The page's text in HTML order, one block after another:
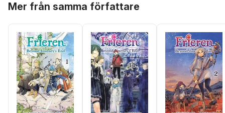
Mer från samma författare